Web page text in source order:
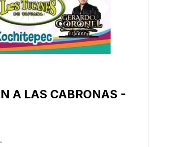
A LAS CABRONAS -